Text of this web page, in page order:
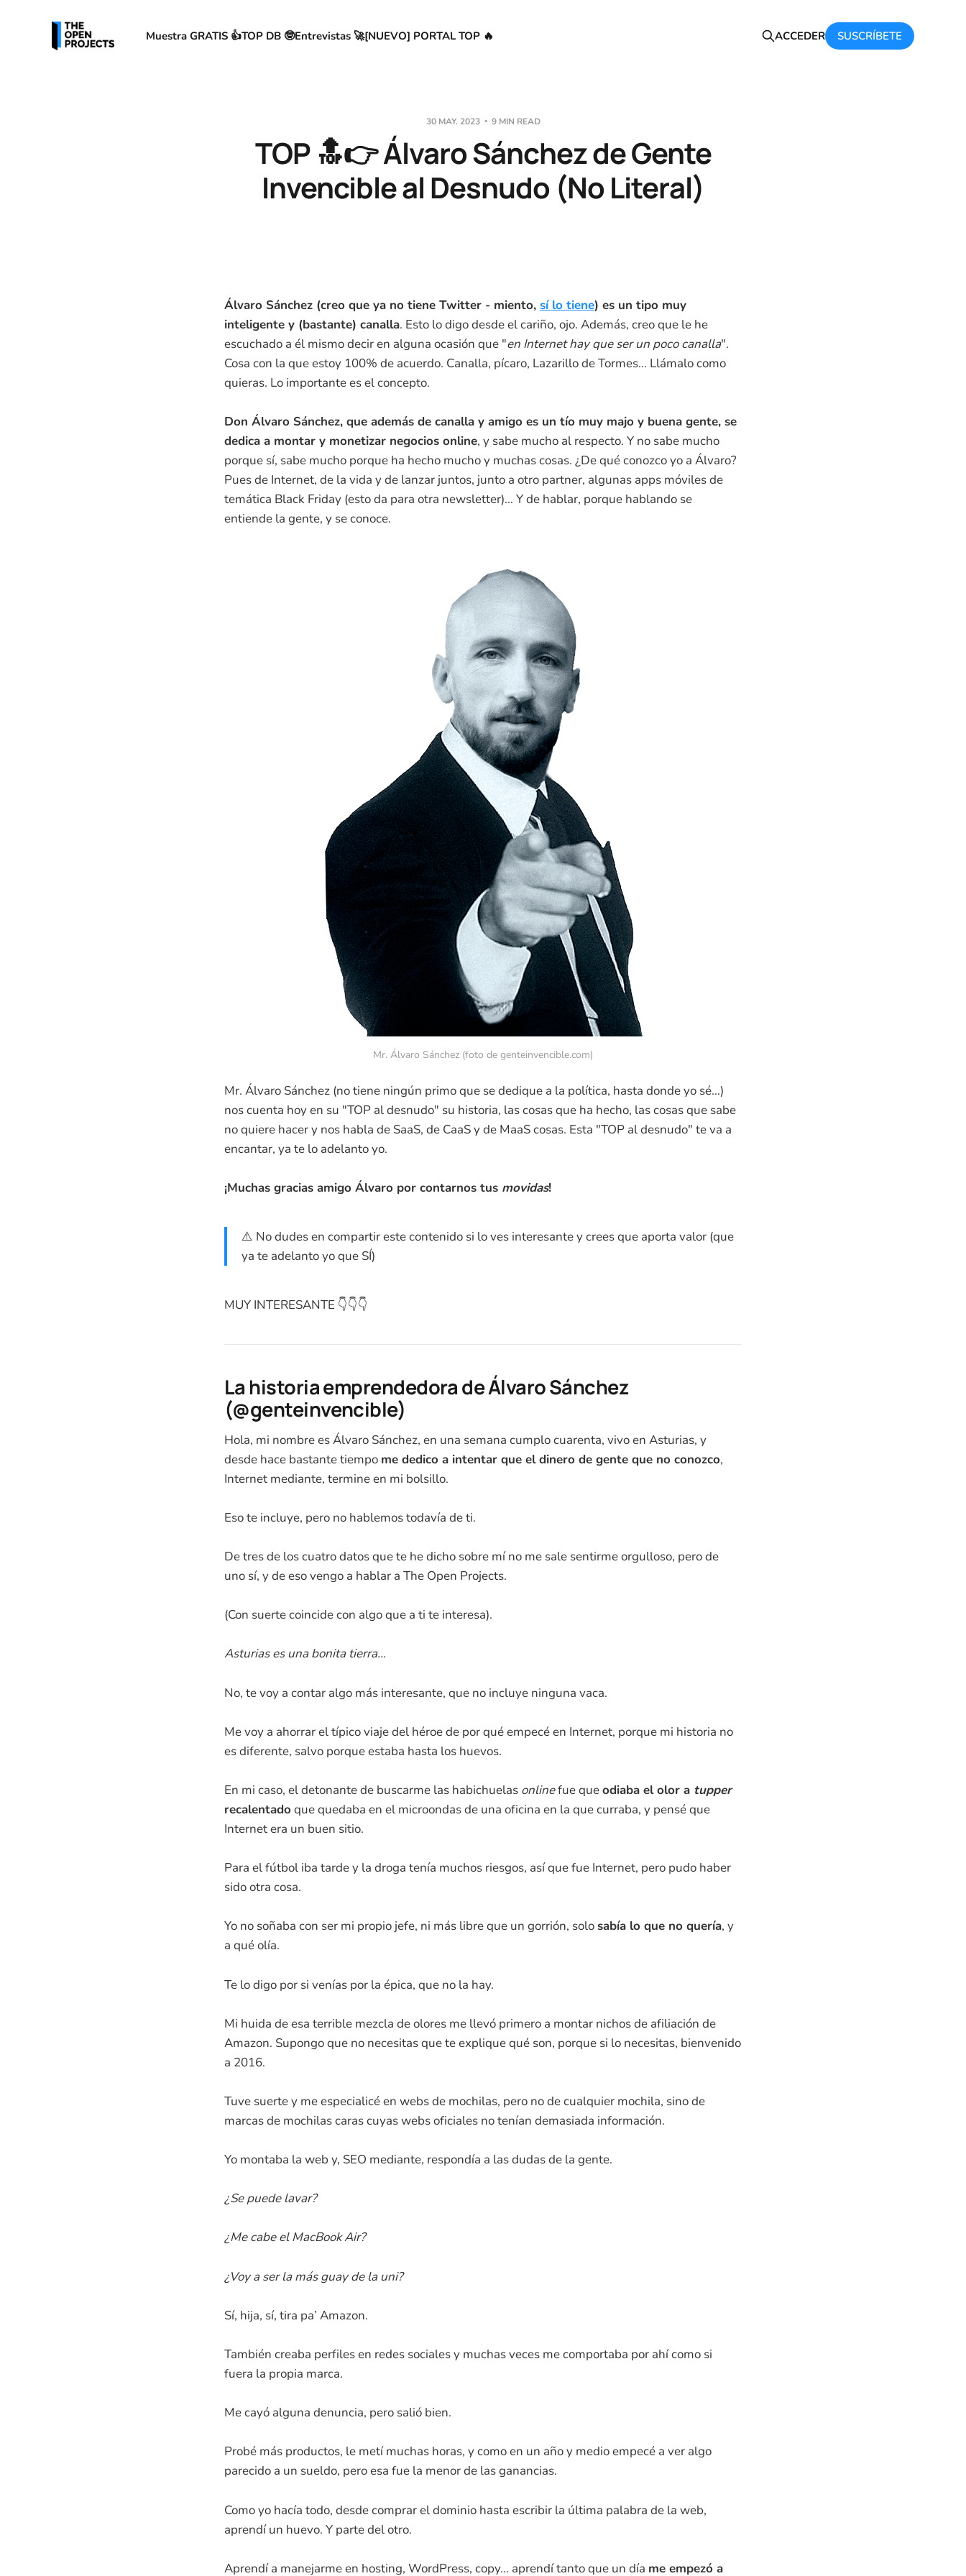
Muestra GRATIS 👍TOP DB 🤓Entrevistas 🚀[NUEVO] PORTAL TOP 🔥 ACCEDER SUSCRÍBETE
30 MAY. 2023 9 MIN READ
TOP 🔝👉 Álvaro Sánchez de Gente
Invencible al Desnudo (No Literal)
Álvaro Sánchez (creo que ya no tiene Twitter - miento, sí lo tiene) es un tipo muy
inteligente y (bastante) canalla. Esto lo digo desde el cariño, ojo. Además, creo que le he
escuchado a él mismo decir en alguna ocasión que "en Internet hay que ser un poco canalla".
Cosa con la que estoy 100% de acuerdo. Canalla, pícaro, Lazarillo de Tormes... Llámalo como
quieras. Lo importante es el concepto.
Don Álvaro Sánchez, que además de canalla y amigo es un tío muy majo y buena gente, se
dedica a montar y monetizar negocios online, y sabe mucho al respecto. Y no sabe mucho
porque sí, sabe mucho porque ha hecho mucho y muchas cosas. ¿De qué conozco yo a Álvaro?
Pues de Internet, de la vida y de lanzar juntos, junto a otro partner, algunas apps móviles de
temática Black Friday (esto da para otra newsletter)... Y de hablar, porque hablando se
entiende la gente, y se conoce.
Mr. Álvaro Sánchez (foto de genteinvencible.com)
Mr. Álvaro Sánchez (no tiene ningún primo que se dedique a la política, hasta donde yo sé...)
nos cuenta hoy en su "TOP al desnudo" su historia, las cosas que ha hecho, las cosas que sabe
no quiere hacer y nos habla de SaaS, de CaaS y de MaaS cosas. Esta "TOP al desnudo" te va a
encantar, ya te lo adelanto yo.
¡Muchas gracias amigo Álvaro por contarnos tus movidas!
⚠️ No dudes en compartir este contenido si lo ves interesante y crees que aporta valor (que
ya te adelanto yo que SÍ)
MUY INTERESANTE 👇👇👇
La historia emprendedora de Álvaro Sánchez
(@genteinvencible)
Hola, mi nombre es Álvaro Sánchez, en una semana cumplo cuarenta, vivo en Asturias, y
desde hace bastante tiempo me dedico a intentar que el dinero de gente que no conozco,
Internet mediante, termine en mi bolsillo.
Eso te incluye, pero no hablemos todavía de ti.
De tres de los cuatro datos que te he dicho sobre mí no me sale sentirme orgulloso, pero de
uno sí, y de eso vengo a hablar a The Open Projects.
(Con suerte coincide con algo que a ti te interesa).
Asturias es una bonita tierra...
No, te voy a contar algo más interesante, que no incluye ninguna vaca.
Me voy a ahorrar el típico viaje del héroe de por qué empecé en Internet, porque mi historia no
es diferente, salvo porque estaba hasta los huevos.
En mi caso, el detonante de buscarme las habichuelas onlinefue queodiaba el olor a tupper
recalentado que quedaba en el microondas de una oficina en la que curraba, y pensé que
Internet era un buen sitio.
Para el fútbol iba tarde y la droga tenía muchos riesgos, así que fue Internet, pero pudo haber
sido otra cosa.
Yo no soñaba con ser mi propio jefe, ni más libre que un gorrión, solosabía lo que no quería, y
a qué olía.
Te lo digo por si venías por la épica, que no la hay.
Mi huida de esa terrible mezcla de olores me llevó primero a montar nichos de afiliación de
Amazon. Supongo que no necesitas que te explique qué son, porque si lo necesitas, bienvenido
a 2016.
Tuve suerte y me especialicé en webs de mochilas, pero no de cualquier mochila, sino de
marcas de mochilas caras cuyas webs oficiales no tenían demasiada información.
Yo montaba la web y, SEO mediante, respondía a las dudas de la gente.
¿Se puede lavar?
¿Me cabe el MacBook Air?
¿Voy a ser la más guay de la uni?
Sí, hija, sí, tira pa’ Amazon.
También creaba perfiles en redes sociales y muchas veces me comportaba por ahí como si
fuera la propia marca.
Me cayó alguna denuncia, pero salió bien.
Probé más productos, le metí muchas horas, y como en un año y medio empecé a ver algo
parecido a un sueldo, pero esa fue la menor de las ganancias.
Como yo hacía todo, desde comprar el dominio hasta escribir la última palabra de la web,
aprendí un huevo. Y parte del otro.
Aprendí a manejarme en hosting, WordPress, copy... aprendí tanto que un día me empezó a